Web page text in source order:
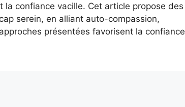
la confiance vacille. Cet article propose des
serein, en alliant auto-compassion,
présentées favorisent la confiance